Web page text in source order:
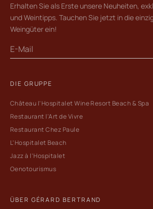
Erhalten Sie als Erste unsere Neuheiten,
und Weintipps. Tauchen Sie jetzt in die
Weingüter ein!
DIE GRUPPE
Château l'Hospitalet Wine Resort Beach & Spa
Restaurant l'Art de Vivre
Restaurant Chez Paule
L'Hospitalet Beach
Jazz à l'Hospitalet
Oenotourismus
ÜBER GÉRARD BERTRAND